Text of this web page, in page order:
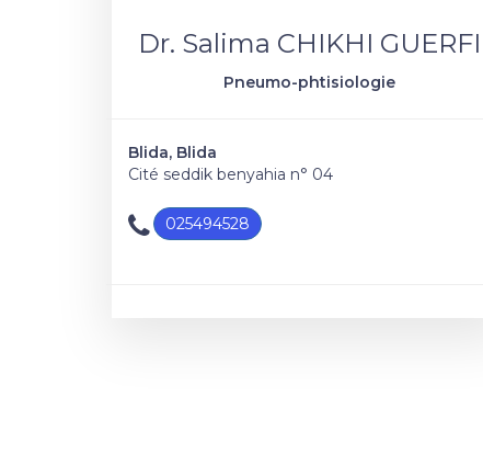
Dr. Salima CHIKHI GUERFI
Pneumo-phtisiologie
Blida, Blida
Cité seddik benyahia n° 04
025494528